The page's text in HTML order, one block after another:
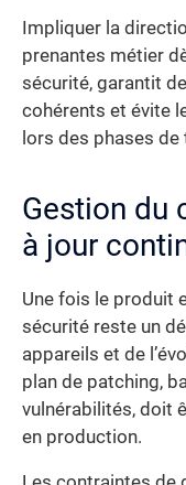
Impliquer la
prenantes métier
sécurité, garantit
cohérents et évite
lors des phases de
Gestion du
à jour
Une fois le produit
sécurité reste un
appareils et de
plan de patching,
vulnérabilités, doit
en production.